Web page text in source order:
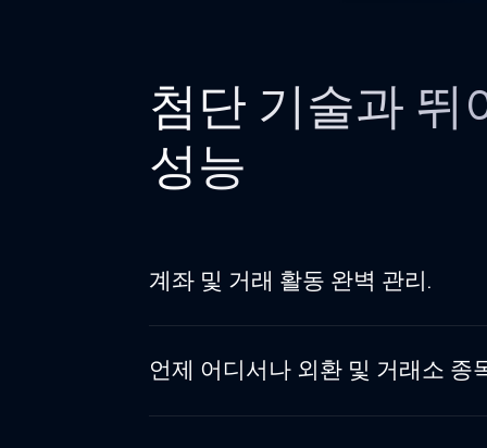
첨단 기술과 뛰
성능
계좌 및 거래 활동 완벽 관리.
언제 어디서나 외환 및 거래소 종